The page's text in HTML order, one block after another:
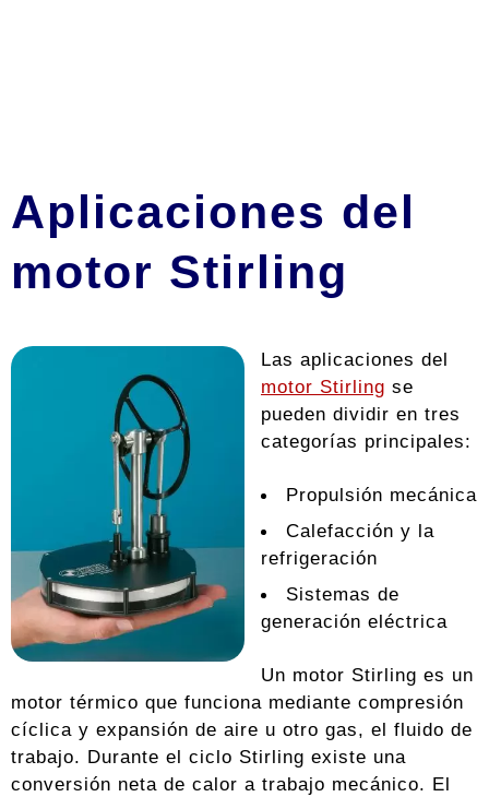
Aplicaciones del
motor Stirling
Las aplicaciones del
motor Stirling se
pueden dividir en tres
categorías principales:
Propulsión mecánica
Calefacción y la
refrigeración
Sistemas de
generación eléctrica
Un motor Stirling es un
motor térmico que funciona mediante compresión
cíclica y expansión de aire u otro gas, el fluido de
trabajo. Durante el ciclo Stirling existe una
conversión neta de calor a trabajo mecánico. El